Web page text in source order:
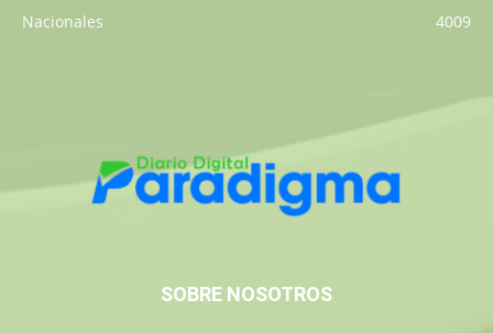
Nacionales
4009
SOBRE NOSOTROS